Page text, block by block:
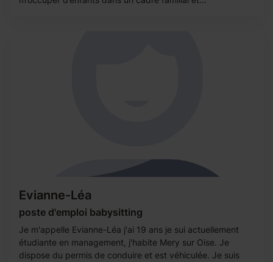
Evianne-Léa
poste d'emploi babysitting
Je m'appelle Evianne-Léa j'ai 19 ans je sui actuellement
étudiante en management, j'habite Mery sur Oise. Je
dispose du permis de conduire et est véhiculée. Je suis